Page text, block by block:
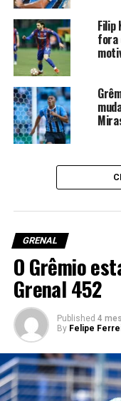
“Ele
na
time
O comunicador
poderá ter no
“Esta
Camilo:
perto o
a
Volante
Filip
fora
GRENAL
O Grêmio
Grenal 452
Published 4
By Felipe